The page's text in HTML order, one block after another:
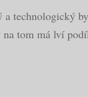
technologický
tom má lví